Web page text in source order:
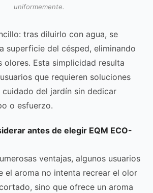
uniformemente.
tras diluirlo con agua, se
superficie del césped, eliminando
olores. Esta simplicidad resulta
que requieren soluciones
del jardín sin dedicar
o esfuerzo.
antes de elegir EQM ECO-
ventajas, algunos usuarios
el aroma no intenta recrear el olor
sino que ofrece un aroma